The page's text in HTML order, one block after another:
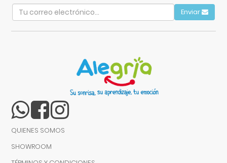
Enviar
QUIENES SOMOS
SHOWROOM